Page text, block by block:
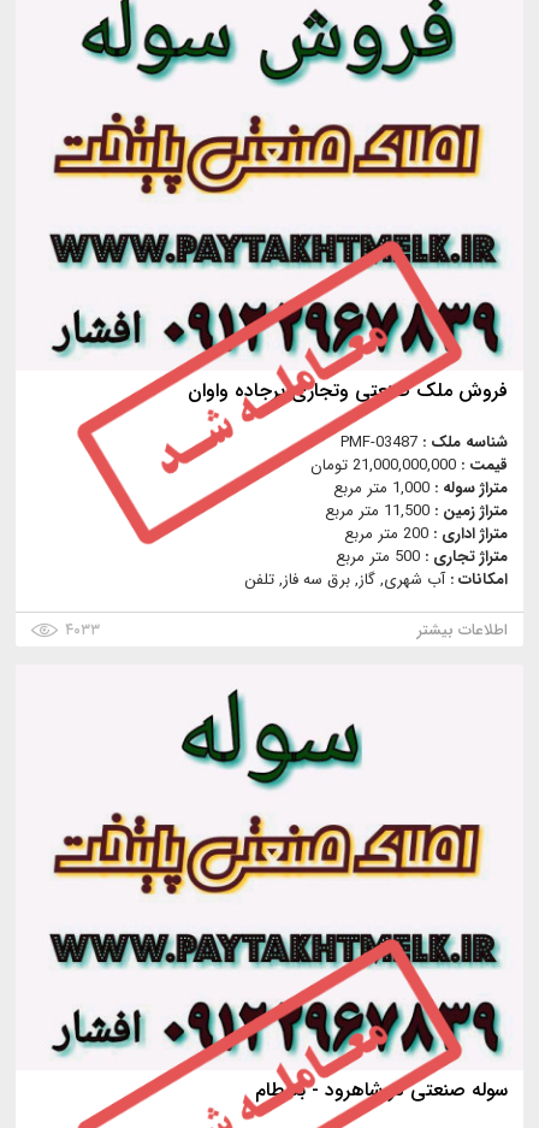
فروش ملک صنعتی وتجاری برجاده واوان
شناسه ملک : PMF-03487
قیمت : 21,000,000,000 تومان
متراژ سوله : 1,000 متر مربع
متراژ زمین : 11,500 متر مربع
متراژ اداری : 200 متر مربع
متراژ تجاری : 500 متر مربع
امکانات :آب شهری, گاز, برق سه فاز, تلفن
اطلاعات بیشتر
۴۰۳۳
سوله صنعتی در شاهرود - بسطام